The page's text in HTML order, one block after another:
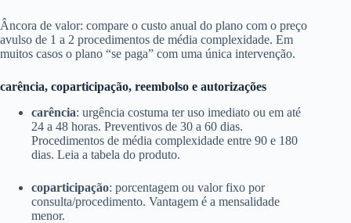
Âncora de valor: compare o custo anual do plano com o preço
avulso de 1 a 2 procedimentos de média complexidade. Em
muitos casos o plano “se paga” com uma única intervenção.
carência, coparticipação, reembolso e autorizações
carência: urgência costuma ter uso imediato ou em até
24 a 48 horas. Preventivos de 30 a 60 dias.
Procedimentos de média complexidade entre 90 e 180
dias. Leia a tabela do produto.
coparticipação: porcentagem ou valor fixo por
consulta/procedimento. Vantagem é a mensalidade
menor.